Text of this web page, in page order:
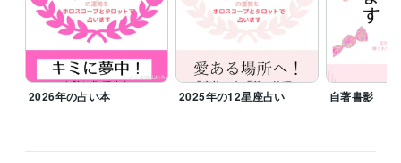
資格・検定
普通自動車第一種運転免許
得意分野
占い タロット占い 西洋占星術／ホロスコープ鑑定
ホロスコープ タロット占い
学歴
2026年の占い本 2025年の12星座占い 自著書影